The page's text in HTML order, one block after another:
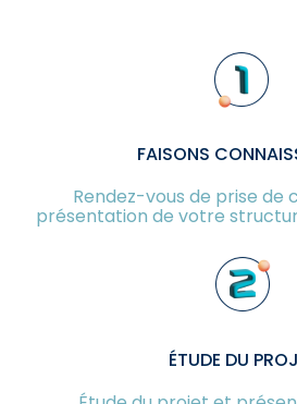
FAISONS
Rendez-vous de prise de
présentation de votre
ÉTUDE DU